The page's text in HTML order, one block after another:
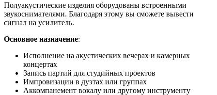
Полуакустические изделия оборудованы встроенными
звукоснимателями. Благодаря этому вы сможете вывести
сигнал на усилитель.
Основное назначение:
Исполнение на акустических вечерах и камерных
концертах
Запись партий для студийных проектов
Импровизации в дуэтах или группах
Аккомпанемент вокалу или другому инструменту